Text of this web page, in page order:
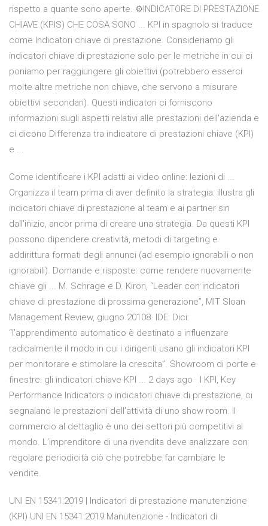
rispetto a quante sono aperte. ⚙INDICATORE DI PRESTAZIONE
CHIAVE (KPIS) CHE COSA SONO ... KPI in spagnolo si traduce
come Indicatori chiave di prestazione. Consideriamo gli
indicatori chiave di prestazione solo per le metriche in cui ci
poniamo per raggiungere gli obiettivi (potrebbero esserci
molte altre metriche non chiave, che servono a misurare
obiettivi secondari). Questi indicatori ci forniscono
informazioni sugli aspetti relativi alle prestazioni dell'azienda e
ci dicono Differenza tra indicatore di prestazioni chiave (KPI)
e ...
Come identificare i KPI adatti ai video online: lezioni di ...
Organizza il team prima di aver definito la strategia: illustra gli
indicatori chiave di prestazione al team e ai partner sin
dall'inizio, ancor prima di creare una strategia. Da questi KPI
possono dipendere creatività, metodi di targeting e
addirittura formati degli annunci (ad esempio ignorabili o non
ignorabili). Domande e risposte: come rendere nuovamente
chiave gli ... M. Schrage e D. Kiron, “Leader con indicatori
chiave di prestazione di prossima generazione”, MIT Sloan
Management Review, giugno 20108. IDE: Dici:
“l’apprendimento automatico è destinato a influenzare
radicalmente il modo in cui i dirigenti usano gli indicatori KPI
per monitorare e stimolare la crescita”. Showroom di porte e
finestre: gli indicatori chiave KPI ... 2 days ago · I KPI, Key
Performance Indicators o indicatori chiave di prestazione, ci
segnalano le prestazioni dell’attività di uno show room. Il
commercio al dettaglio è uno dei settori più competitivi al
mondo. L’imprenditore di una rivendita deve analizzare con
regolare periodicità ciò che potrebbe far cambiare le
vendite.
UNI EN 15341:2019 | Indicatori di prestazione manutenzione
(KPI) UNI EN 15341:2019 Manutenzione - Indicatori di